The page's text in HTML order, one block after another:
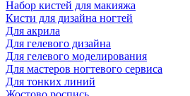
Набор кистей для макияжа
Кисти для дизайна ногтей
Для акрила
Для гелевого дизайна
Для гелевого моделирования
Для мастеров ногтевого сервиса
Для тонких линий